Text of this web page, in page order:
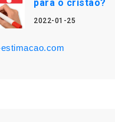
para o cristão?
2022-01-25